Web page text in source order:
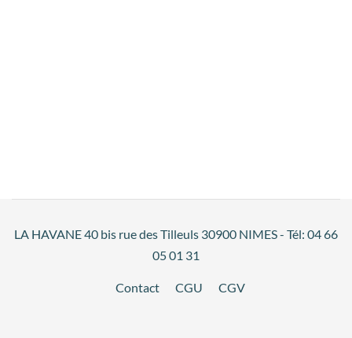
LA HAVANE 40 bis rue des Tilleuls 30900 NIMES - Tél: 04 66
05 01 31
Contact CGU CGV